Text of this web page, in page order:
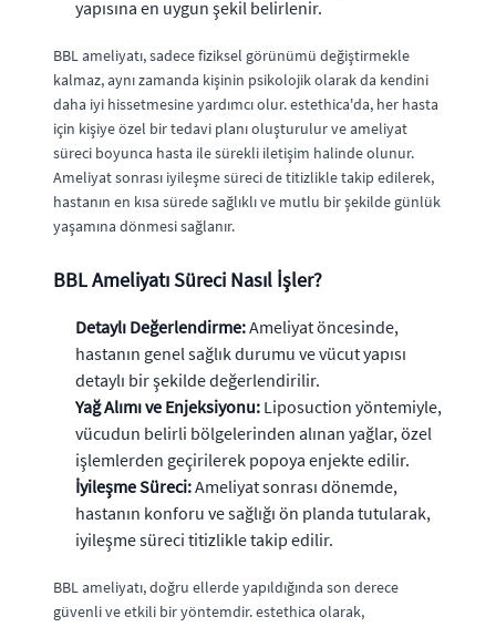
yapısına en uygun şekil belirlenir.
BBL ameliyatı, sadece fiziksel görünümü değiştirmekle
kalmaz, aynı zamanda kişinin psikolojik olarak da kendini
daha iyi hissetmesine yardımcı olur. estethica'da, her hasta
için kişiye özel bir tedavi planı oluşturulur ve ameliyat
süreci boyunca hasta ile sürekli iletişim halinde olunur.
Ameliyat sonrası iyileşme süreci de titizlikle takip edilerek,
hastanın en kısa sürede sağlıklı ve mutlu bir şekilde günlük
yaşamına dönmesi sağlanır.
BBL Ameliyatı Süreci Nasıl İşler?
Detaylı Değerlendirme:Ameliyat öncesinde,
hastanın genel sağlık durumu ve vücut yapısı
detaylı bir şekilde değerlendirilir.
Yağ Alımı ve Enjeksiyonu: Liposuction yöntemiyle,
vücudun belirli bölgelerinden alınan yağlar, özel
işlemlerden geçirilerek popoya enjekte edilir.
İyileşme Süreci:Ameliyat sonrası dönemde,
hastanın konforu ve sağlığı ön planda tutularak,
iyileşme süreci titizlikle takip edilir.
BBL ameliyatı, doğru ellerde yapıldığında son derece
güvenli ve etkili bir yöntemdir. estethica olarak,